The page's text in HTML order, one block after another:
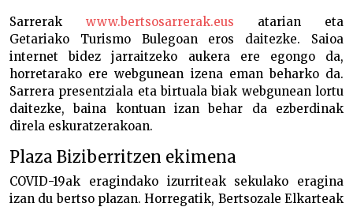
Sarrerak www.bertsosarrerak.eus atarian eta
Getariako Turismo Bulegoan eros daitezke. Saioa
internet bidez jarraitzeko aukera ere egongo da,
horretarako ere webgunean izena eman beharko da.
Sarrera presentziala eta birtuala biak webgunean lortu
daitezke, baina kontuan izan behar da ezberdinak
direla eskuratzerakoan.
Plaza Biziberritzen ekimena
COVID-19ak eragindako izurriteak sekulako eragina
izan du bertso plazan. Horregatik, Bertsozale Elkarteak